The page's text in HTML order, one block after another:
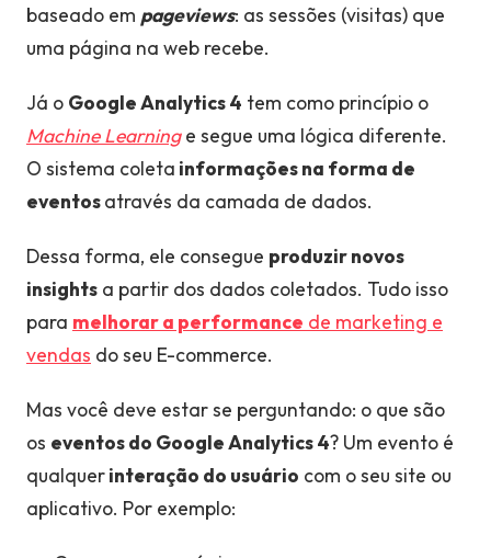
baseado em pageviews: as sessões (visitas) que
uma página na web recebe.
Já o Google Analytics 4 tem como princípio o
Machine Learninge segue uma lógica diferente.
O sistema coleta informações na forma de
eventosatravés da camada de dados.
Dessa forma, ele consegue produzir novos
insights a partir dos dados coletados. Tudo isso
para melhorar a performance de marketing e
vendas do seu E-commerce.
Mas você deve estar se perguntando: o que são
os eventos do Google Analytics 4? Um evento é
qualquerinteração do usuário com o seu site ou
aplicativo. Por exemplo: